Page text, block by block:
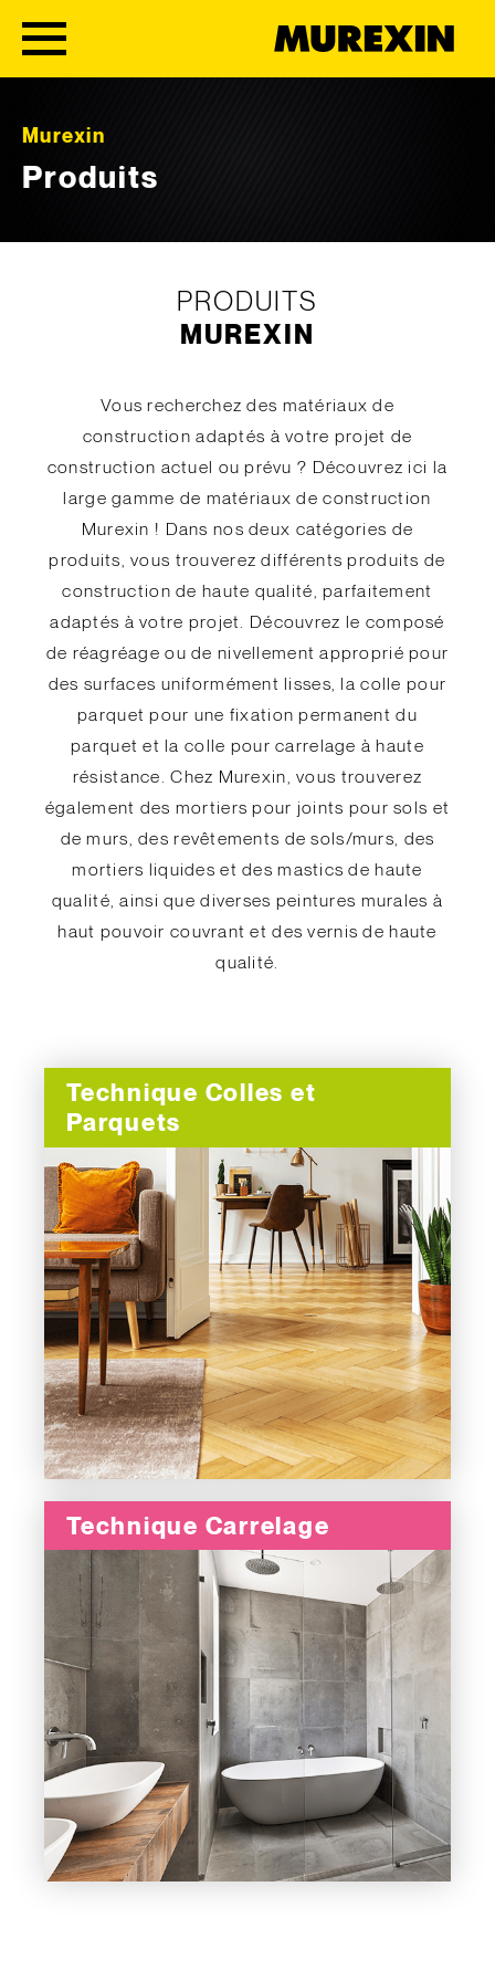
Murexin
Produits
PRODUITS
MUREXIN
Vous recherchez des matériaux de
construction adaptés à votre projet de
construction actuel ou prévu ? Découvrez ici la
large gamme de matériaux de construction
Murexin ! Dans nos deux catégories de
produits, vous trouverez différents produits de
construction de haute qualité, parfaitement
adaptés à votre projet. Découvrez le composé
de réagréage ou de nivellement approprié pour
des surfaces uniformément lisses, la colle pour
parquet pour une fixation permanent du
parquet et la colle pour carrelage à haute
résistance. Chez Murexin, vous trouverez
également des mortiers pour joints pour sols et
de murs, des revêtements de sols/murs, des
mortiers liquides et des mastics de haute
qualité, ainsi que diverses peintures murales à
haut pouvoir couvrant et des vernis de haute
qualité.
Technique Colles et
Parquets
Technique Carrelage